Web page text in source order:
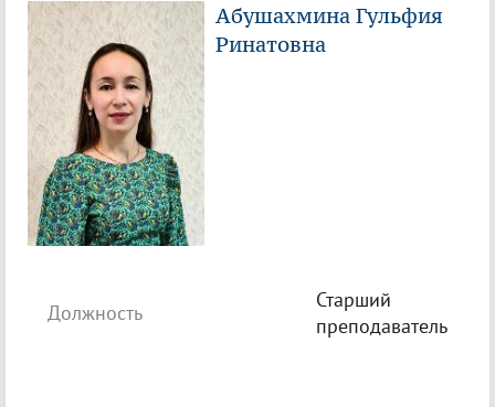
Абушахмина Гульфия
Ринатовна
Должность
Старший
преподаватель